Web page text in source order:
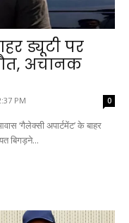
ड्यूटी पर
अचानक
PM 0
‘गैलेक्सी अपार्टमेंट’ के बाहर
बिगड़ने...